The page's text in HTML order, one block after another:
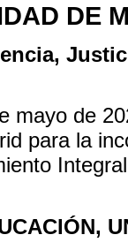
DE
mayo de
para la